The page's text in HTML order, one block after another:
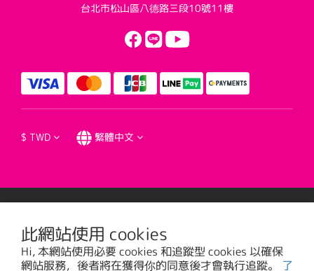
此網站使用 cookies
Hi, 本網站使用必要 cookies 和追蹤型 cookies 以確保
網站服務，後者將在獲得你的同意後才會執行追蹤。 了
台北市松山區八德路三段10號11樓
$ TWD 繁體中文
台視文化事業股份有限公司版權所有 © 2016 TTV CULTURAL ENTERPRISE, LTD. All